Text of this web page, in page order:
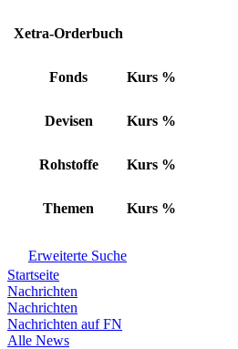
Xetra-Orderbuch
Fonds Kurs %
Devisen Kurs %
Rohstoffe Kurs %
Themen Kurs %
Erweiterte Suche
Startseite
Nachrichten
Nachrichten
Nachrichten auf FN
Alle News